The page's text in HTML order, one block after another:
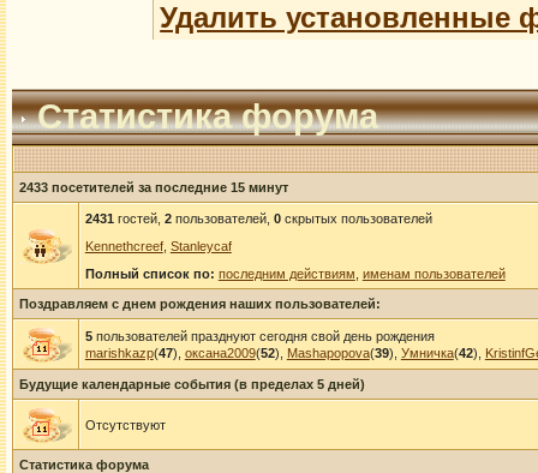
Удалить установленные
Статистика форума
2433 посетителей за последние 15 минут
2431 гостей, 2пользователей, 0скрытых пользователей
Kennethcreef, Stanleycaf
Полный список по: последним действиям именам пользователей
Поздравляем с днем рождения наших пользователей:
5пользователей празднуют сегодня свой день рождения
marishkazp(47), оксана2009(52), Mashapopova(39), Умничка(42),
Будущие календарные события (в пределах 5 дней)
Отсутствуют
Статистика форума